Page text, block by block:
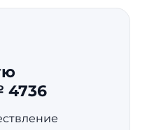
4736